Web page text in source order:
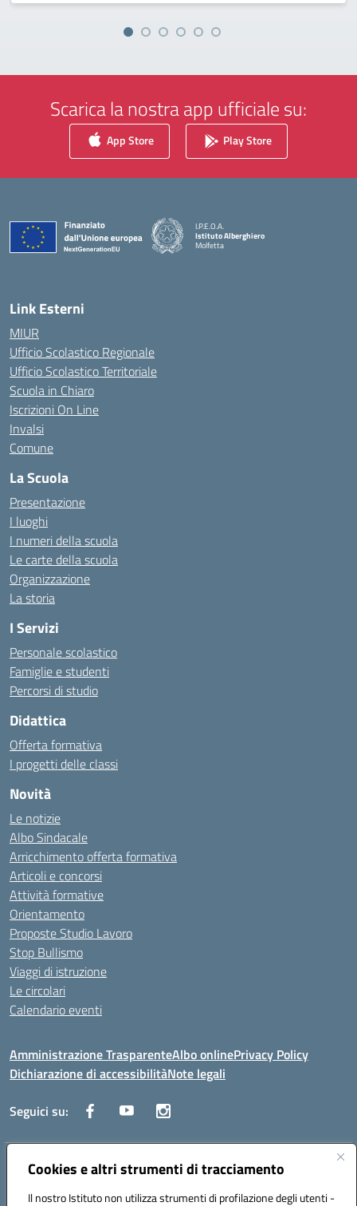
Cookies e altri strumenti di tracciamento
Il nostro Istituto non utilizza strumenti di profilazione degli utenti -
Scarica la nostra app ufficiale su:
App Store Play Store
I.P.E.O.A.
Istituto Alberghiero
Molfetta
Link Esterni
MIUR
Ufficio Scolastico Regionale
Ufficio Scolastico Territoriale
Scuola in Chiaro
Iscrizioni On Line
Invalsi
Comune
La Scuola
Presentazione
I luoghi
I numeri della scuola
Le carte della scuola
Organizzazione
La storia
I Servizi
Personale scolastico
Famiglie e studenti
Percorsi di studio
Didattica
Offerta formativa
I progetti delle classi
Novità
Le notizie
Albo Sindacale
Arricchimento offerta formativa
Articoli e concorsi
Attività formative
Orientamento
Proposte Studio Lavoro
Stop Bullismo
Viaggi di istruzione
Le circolari
Calendario eventi
Amministrazione TrasparenteAlbo onlinePrivacy Policy
Dichiarazione di accessibilitàNote legali
Seguici su:
Indirizzo:Corso Fornari, 1 - 70056 Molfetta
Posta elettronica certificata (PEC):BARH04000D@pec.istruzione.it